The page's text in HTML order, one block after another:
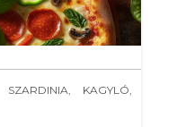
KAGYLÓ,